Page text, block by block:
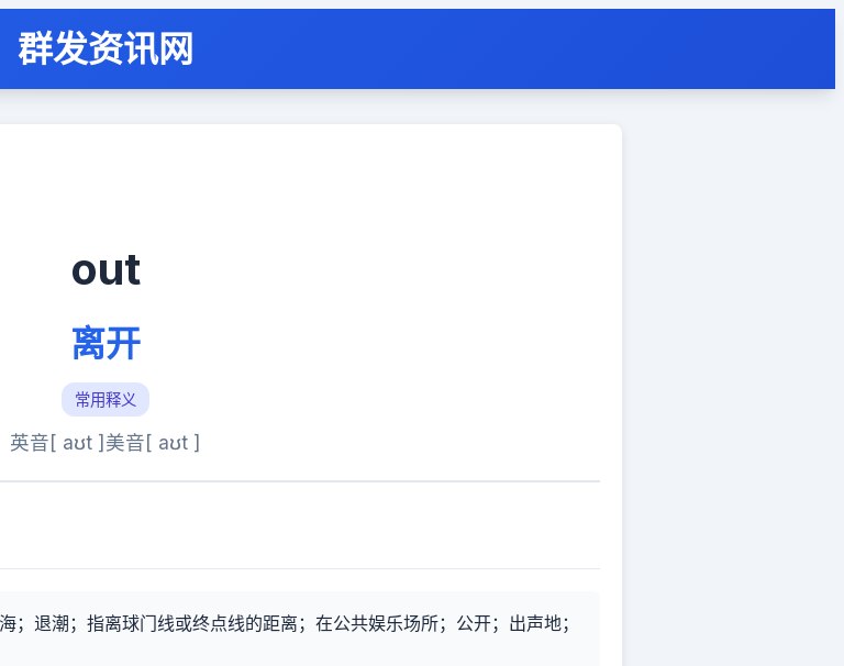
群发资讯网
out
离开
常用释义
英音[ aʊt ] 美音[ aʊt ]
；退潮；指离球门线或终点线的距离；在公共娱乐场所；公开；出声地；